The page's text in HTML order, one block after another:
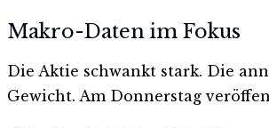
Makro-Daten im Fokus
Die Aktie schwankt stark. Die
Gewicht. Am Donnerstag